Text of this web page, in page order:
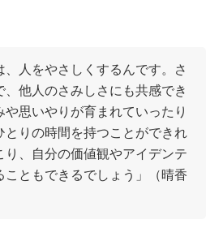
、人をやさしくするんです。さ
他人のさみしさにも共感でき
や思いやりが育まれていったり
とりの時間を持つことができれ
り、自分の価値観やアイデンテ
こともできるでしょう」（晴香